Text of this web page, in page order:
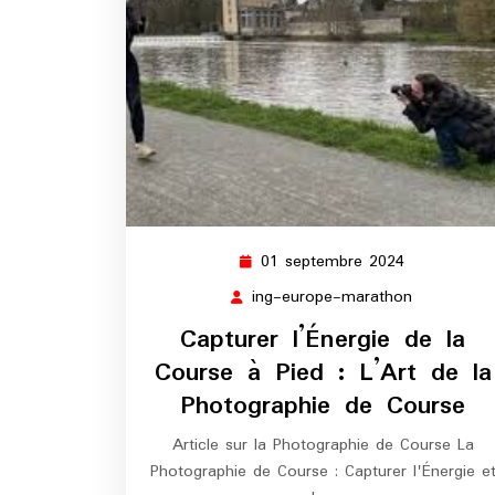
01 septembre 2024
septembre
ing-europe-marathon
europe-
marathon
Capturer l’Énergie de la
Course à Pied : L’Art de la
Photographie de Course
Article sur la Photographie de Course La
Photographie de Course : Capturer l'Énergie et